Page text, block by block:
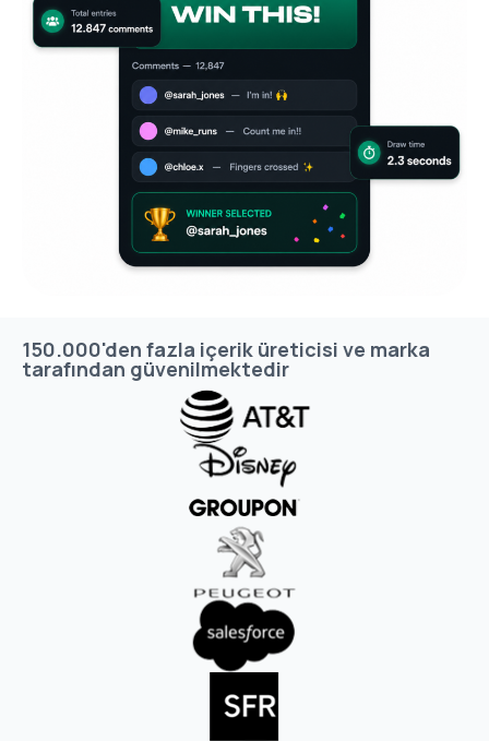
150.000'den fazla içerik üreticisi ve marka
tarafından güvenilmektedir